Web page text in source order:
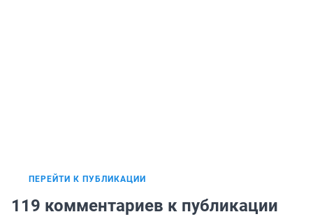
ПЕРЕЙТИ К ПУБЛИКАЦИИ
119 комментариев к публикации